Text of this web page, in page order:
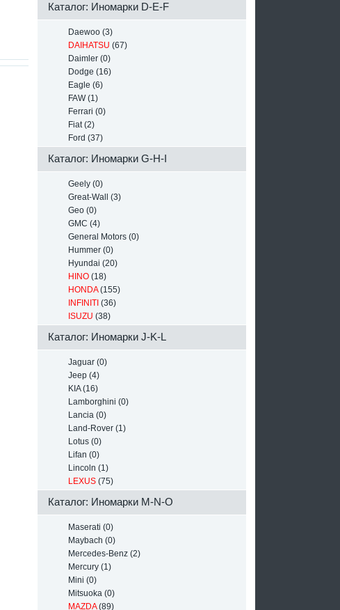
Каталог: Иномарки D-E-F
Daewoo (3)
DAIHATSU (67)
Daimler (0)
Dodge (16)
Eagle (6)
FAW (1)
Ferrari (0)
Fiat (2)
Ford (37)
Каталог: Иномарки G-H-I
Geely (0)
Great-Wall (3)
Geo (0)
GMC (4)
General Motors (0)
Hummer (0)
Hyundai (20)
HINO (18)
HONDA(155)
INFINITI (36)
ISUZU (38)
Каталог: Иномарки J-K-L
Jaguar (0)
Jeep (4)
KIA (16)
Lamborghini (0)
Lancia (0)
Land-Rover (1)
Lotus (0)
Lifan (0)
Lincoln (1)
LEXUS (75)
Каталог: Иномарки M-N-O
Maserati (0)
Maybach (0)
Mercedes-Benz (2)
Mercury (1)
Mini (0)
Mitsuoka (0)
MAZDA(89)